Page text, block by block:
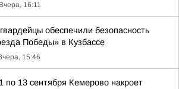
Вчера, 16:11
обеспечили безопасность
Победы» в Кузбассе
15:46
по 13 сентября Кемерово накроет